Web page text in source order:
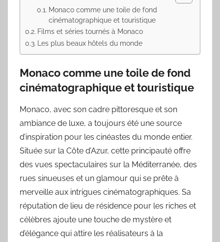
Monaco comme une toile de fond
cinématographique et touristique
Films et séries tournés à Monaco
Les plus beaux hôtels du monde
Monaco comme une toile de fond
cinématographique et touristique
Monaco, avec son cadre pittoresque et son
ambiance de luxe, a toujours été une source
d’inspiration pour les cinéastes du monde entier.
Située sur la Côte d’Azur, cette principauté offre
des vues spectaculaires sur la Méditerranée, des
rues sinueuses et un glamour qui se prête à
merveille aux intrigues cinématographiques. Sa
réputation de lieu de résidence pour les riches et
célèbres ajoute une touche de mystère et
d’élégance qui attire les réalisateurs à la